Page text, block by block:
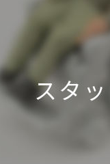
スタッ